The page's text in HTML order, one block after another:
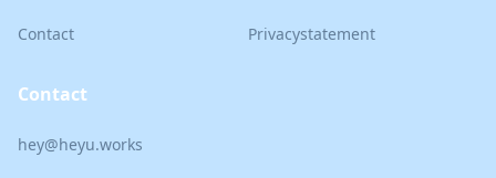
Contact Privacystatement
Contact
hey@heyu.works